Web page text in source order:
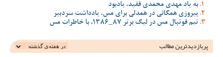
به یاد مهدی محمدی فقید، یادبود
پیروزی همگانی در همدلی برای مس، یادداشت سردبیر
تیم فوتبال مس در لیگ برتر 87_1386، با خاطرات مس
پربازدیدترین‌ مطالب